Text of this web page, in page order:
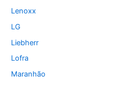
Lenoxx
LG
Liebherr
Lofra
Maranhão